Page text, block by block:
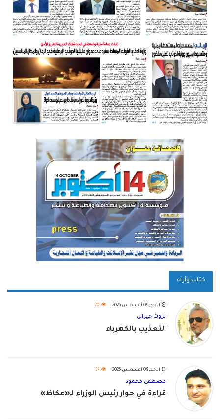
كتاب وآراء
الأحد, 09 أغسطس 2026 70
ثروت جيزاني
التعذيب بالكهرباء
الأحد, 09 أغسطس 2026 37
مصطفى محمود
قراءة في حوار رئيس الوزراء لـ«عكاظ»